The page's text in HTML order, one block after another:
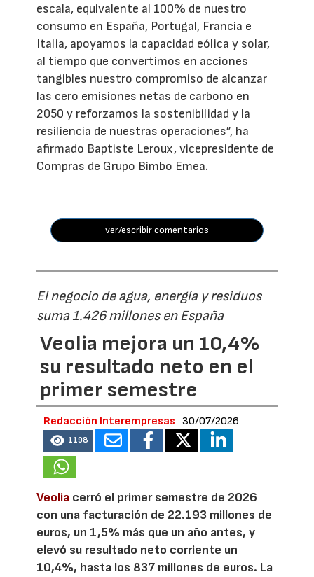
escala, equivalente al 100% de nuestro
consumo en España, Portugal, Francia e
Italia, apoyamos la capacidad eólica y solar,
al tiempo que convertimos en acciones
tangibles nuestro compromiso de alcanzar
las cero emisiones netas de carbono en
2050 y reforzamos la sostenibilidad y la
resiliencia de nuestras operaciones”, ha
afirmado Baptiste Leroux, vicepresidente de
Compras de Grupo Bimbo Emea.
ver/escribir comentarios
El negocio de agua, energía y residuos
suma 1.426 millones en España
Veolia mejora un 10,4%
su resultado neto en el
primer semestre
Redacción Interempresas 30/07/2026
1198
Veolia cerró el primer semestre de 2026
con una facturación de 22.193 millones de
euros, un 1,5% más que un año antes, y
elevó su resultado neto corriente un
10,4%, hasta los 837 millones de euros. La